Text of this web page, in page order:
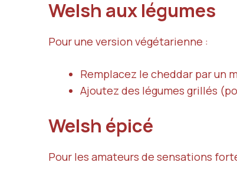
Welsh aux légumes
Pour une version végétarienne :
Remplacez le cheddar par un
Ajoutez des légumes grillés
Welsh épicé
Pour les amateurs de sensations